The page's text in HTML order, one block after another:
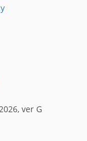
ver G